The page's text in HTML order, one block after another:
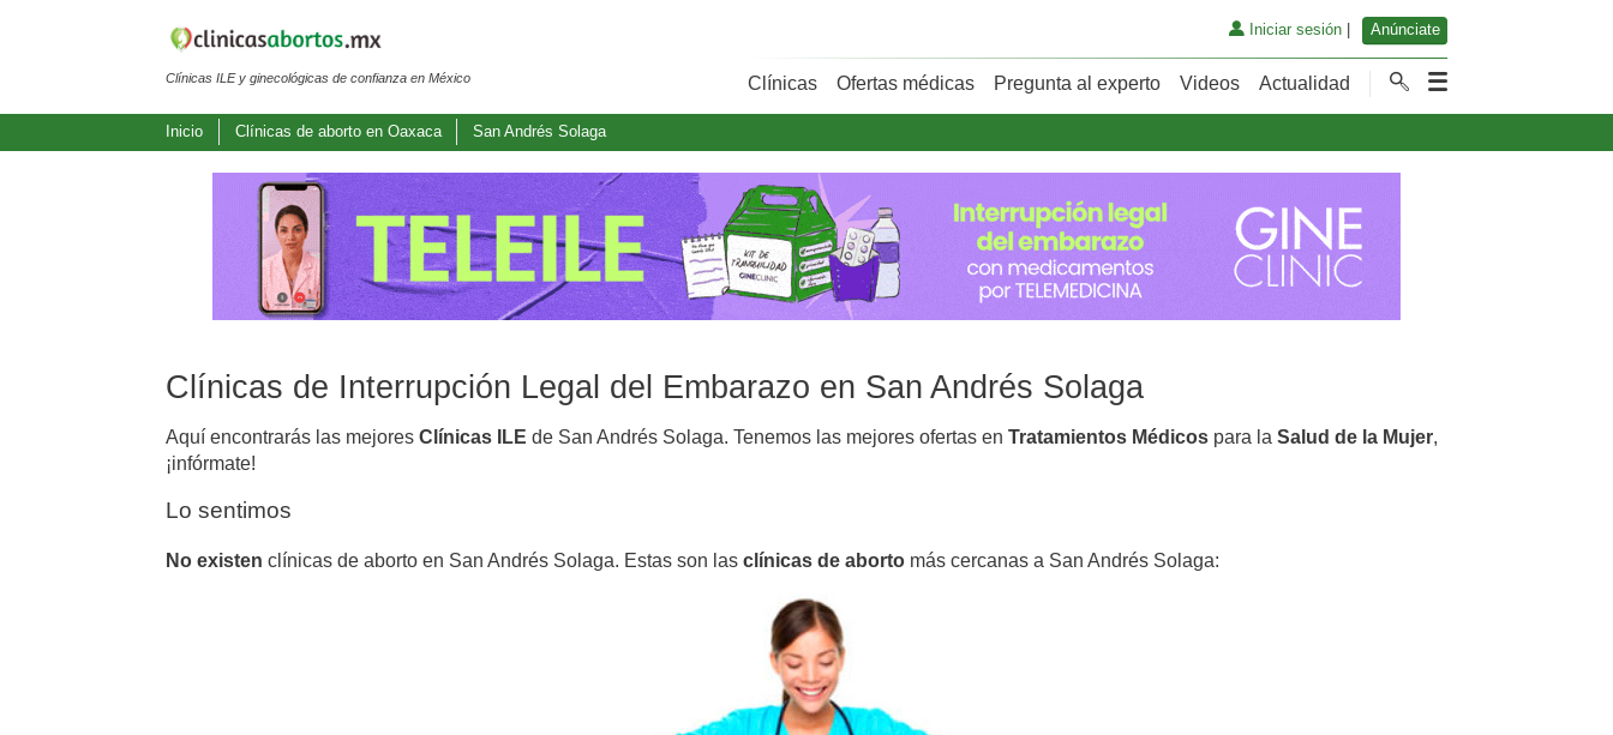
Clínicas ILE y ginecológicas de confianza en México
Iniciar sesión| Anúnciate
Clínicas Ofertas médicas Pregunta al experto Videos Actualidad
Inicio Clínicas de aborto en Oaxaca San Andrés Solaga
Clínicas de Interrupción Legal del Embarazo en San Andrés Solaga
Aquí encontrarás las mejores Clínicas ILE de San Andrés Solaga. Tenemos las mejores ofertas en Tratamientos Médicos para la Salud de la Mujer,
¡infórmate!
Lo sentimos
No existen clínicas de aborto en San Andrés Solaga. Estas son las clínicas de aborto más cercanas a San Andrés Solaga: